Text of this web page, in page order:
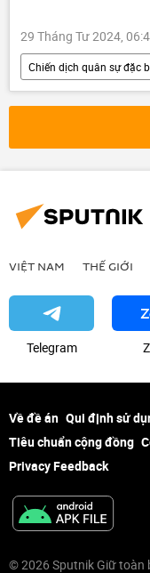
29 Tháng Tư 2024,
Chiến dịch quân sự đặc
Cuộc khủng hoảng ở
xung đột quân sự
VIỆT NAM THẾ GIỚI
Telegram
Về đề án Qui định sử
Tiêu chuẩn cộng đồng
Privacy Feedback
© 2026 Sputnik Giữ toàn